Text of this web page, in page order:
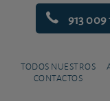
913 009
TODOS NUESTROS
CONTACTOS